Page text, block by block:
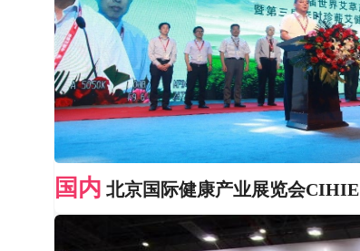
国内 北京国际健康产业展览会CIHIE